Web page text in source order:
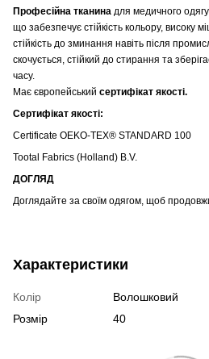
Професійна тканина для медичного
що забезпечує стійкість кольору, високу
стійкість до зминання навіть після
скочується, стійкий до стирання та
часу.
Має європейський сертифікат якості.
Сертифікат якості:
Certificate OEKO-TEX® STANDARD 100
Tootal Fabrics (Holland) B.V.
ДОГЛЯД
Доглядайте за своїм одягом, щоб
Характеристики
Колір
Волошковий
Розмір
40